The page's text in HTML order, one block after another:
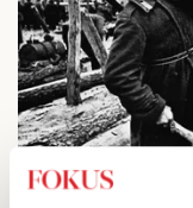
BOKRECENSION
1.